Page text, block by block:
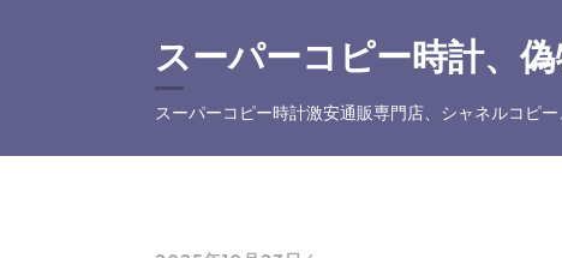
へ
スーパーコピー時計、
スーパーコピー時計激安通販専門店、シャネルコピ